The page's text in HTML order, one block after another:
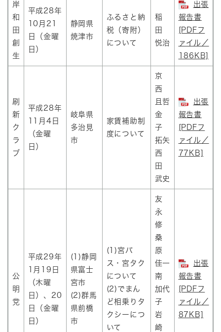
岸
和
田
創
生
平成28年
10月21
日（金曜
日）
静岡県
焼津市
ふるさと納
税（寄附）
について
稲
田
悦治
出張
報告書
[PDFフ
ァイル／
186KB]
刷
新
ク
ラ
ブ
平成28年
11月4日
（金曜
日）
岐阜県
多治見
市
家賃補助制
度について
京
西
且哲
金
子
拓矢
西
田
武史
出張
報告書
[PDFフ
ァイル／
77KB]
公
明
党
平成29年
1月19日
（木曜
日）、20
日（金曜
日）
(1)静岡
県富士
宮市
(2)群馬
県前橋
市
(1)宮バ
ス・宮タク
について
(2)でまん
ど相乗りタ
クシーにつ
いて
友
永
修
桑
原
佳一
南
加代
子
岩
崎
出張
報告書
[PDFフ
ァイル／
87KB]